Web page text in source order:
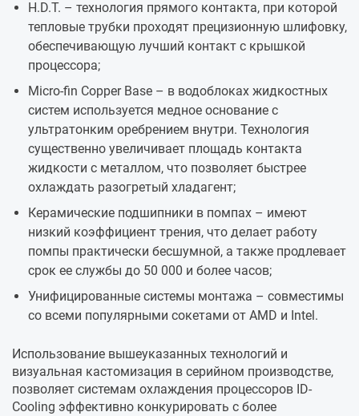
H.D.T. – технология прямого контакта, при которой
тепловые трубки проходят прецизионную шлифовку,
обеспечивающую лучший контакт с крышкой
процессора;
Micro-fin Copper Base – в водоблоках жидкостных
систем используется медное основание с
ультратонким оребрением внутри. Технология
существенно увеличивает площадь контакта
жидкости с металлом, что позволяет быстрее
охлаждать разогретый хладагент;
Керамические подшипники в помпах – имеют
низкий коэффициент трения, что делает работу
помпы практически бесшумной, а также продлевает
срок ее службы до 50 000 и более часов;
Унифицированные системы монтажа – совместимы
со всеми популярными сокетами от AMD и Intel.
Использование вышеуказанных технологий и
визуальная кастомизация в серийном производстве,
позволяет системам охлаждения процессоров ID-
Cooling эффективно конкурировать с более